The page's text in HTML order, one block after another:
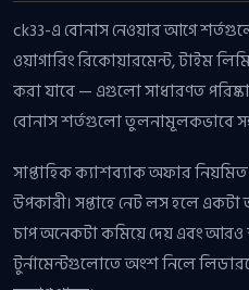
ck33-এ বোনাস নেওয়ার আগে
ওয়াগারিং রিকোয়ারমেন্ট, টাইম
করা যাবে — এগুলো সাধারণত
বোনাস শর্তগুলো তুলনামূলকভাবে
সাপ্তাহিক ক্যাশব্যাক অফার
উপকারী। সপ্তাহে নেট লস হলে
চাপ অনেকটা কমিয়ে দেয় এবং আরও
টুর্নামেন্টগুলোতে অংশ নিলে